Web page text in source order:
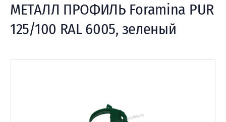
МЕТАЛЛ ПРОФИЛЬ Foramina PUR
125/100 RAL 6005, зеленый